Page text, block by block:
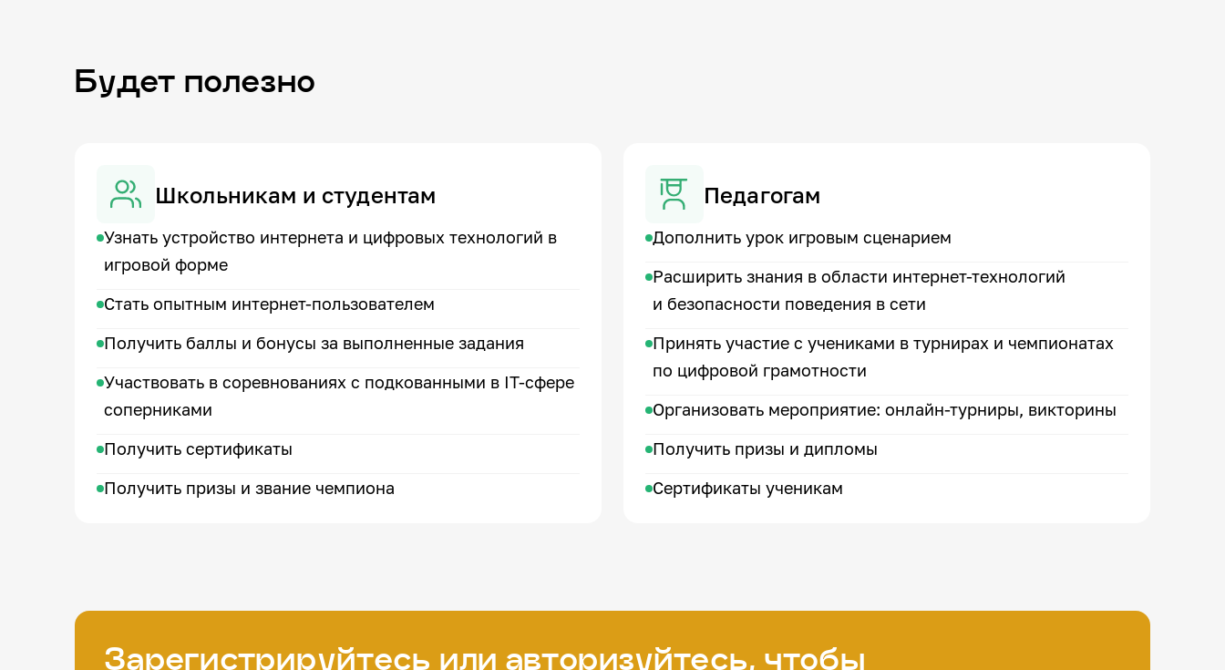
Будет полезно
Школьникам и студентам
Узнать устройство интернета и цифровых технологий в
игровой форме
Стать опытным интернет-пользователем
Получить баллы и бонусы за выполненные задания
Участвовать в соревнованиях с подкованными в IT-сфере
соперниками
Получить сертификаты
Получить призы и звание чемпиона
Педагогам
Дополнить урок игровым сценарием
Расширить знания в области интернет-технологий
и безопасности поведения в сети
Принять участие с учениками в турнирах и чемпионатах
по цифровой грамотности
Организовать мероприятие: онлайн-турниры, викторины
Получить призы и дипломы
Сертификаты ученикам
Зарегистрируйтесь или авторизуйтесь, чтобы